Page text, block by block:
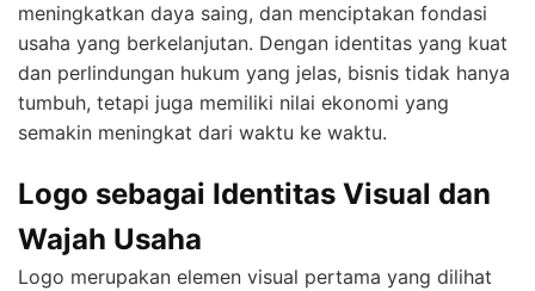
meningkatkan daya saing, dan menciptakan fondasi
usaha yang berkelanjutan. Dengan identitas yang kuat
dan perlindungan hukum yang jelas, bisnis tidak hanya
tumbuh, tetapi juga memiliki nilai ekonomi yang
semakin meningkat dari waktu ke waktu.
Logo sebagai Identitas Visual dan
Wajah Usaha
Logo merupakan elemen visual pertama yang dilihat